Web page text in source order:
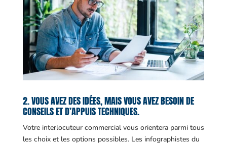
2. VOUS AVEZ DES IDÉES, MAIS VOUS AVEZ BESOIN DE
CONSEILS ET D’APPUIS TECHNIQUES.
Votre interlocuteur commercial vous orientera parmi tous
les choix et les options possibles. Les infographistes du